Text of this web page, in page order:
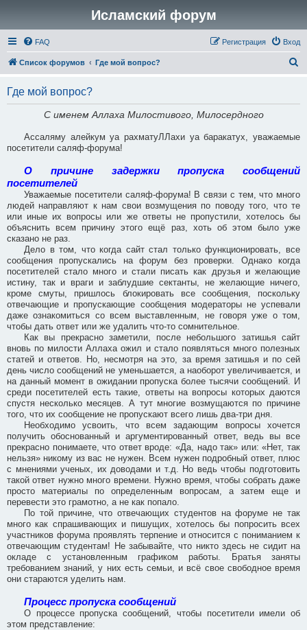
Исламский форум
FAQ Вход
Регистрация
Список форумов Где мой вопрос?
Где мой вопрос?
С именем Аллаха Милостивого, Милосердного
Ассаляму алейкум уа рахматуЛЛахи уа баракатух, уважаемые
посетители саляф-форума!
О причине задержки пропуска сообщений
посетителей
Уважаемые посетители саляф-форума! В связи с тем, что много
людей направляют к нам свои возмущения по поводу того, что те
или иные их вопросы или же ответы не пропустили, хотелось бы
объяснить всем причину этого ещё раз, хоть об этом было уже
сказано не раз.
Дело в том, что когда сайт стал только функционировать, все
сообщения пропускались на форум без проверки. Однако когда
посетителей стало много и стали писать как друзья и желающие
истину, так и враги и заблудшие сектанты, не желающие ничего,
кроме смуты, пришлось блокировать все сообщения, поскольку
отвечающие и пропускающие сообщения модераторы не успевали
даже ознакомиться со всем выставленным, не говоря уже о том,
чтобы дать ответ или же удалить что-то сомнительное.
Как вы прекрасно заметили, после небольшого затишья сайт
вновь по милости Аллаха ожил и стало появляться много полезных
статей и ответов. Но, несмотря на это, за время затишья и по сей
день число сообщений не уменьшается, а наоборот увеличивается, и
на данный момент в ожидании пропуска более тысячи сообщений. И
среди посетителей есть такие, ответы на вопросы которых даются
спустя несколько месяцев. А тут многие возмущаются по причине
того, что их сообщение не пропускают всего лишь два-три дня.
Необходимо усвоить, что всем задающим вопросы хочется
получить обоснованный и аргументированный ответ, ведь вы все
прекрасно понимаете, что ответ вроде: «Да, надо так» или: «Нет, так
нельзя» никому из вас не нужен. Всем нужен подробный ответ, плюс
с мнениями ученых, их доводами и т.д. Но ведь чтобы подготовить
такой ответ нужно много времени. Нужно время, чтобы собрать даже
просто материалы по определенным вопросам, а затем еще и
перевести это грамотно, а не как попало.
По той причине, что отвечающих студентов на форуме не так
много как спрашивающих и пишущих, хотелось бы попросить всех
участников форума проявлять терпение и относится с пониманием к
отвечающим студентам! Не забывайте, что никто здесь не сидит на
окладе с установленным графиком работы. Братья заняты
требованием знаний, у них есть семьи, и всё свое свободное время
они стараются уделить нам.
Процесс пропуска сообщений
О процессе пропуска сообщений, чтобы посетители имели об
этом представление: